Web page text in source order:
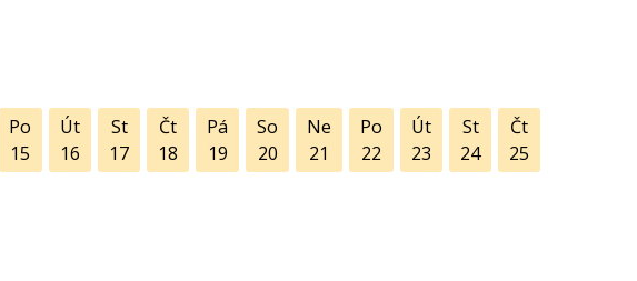
Po
15
Út
16
St
17
Čt
18
Pá
19
So
20
Ne
21
Po
22
Út
23
St
24
Čt
25